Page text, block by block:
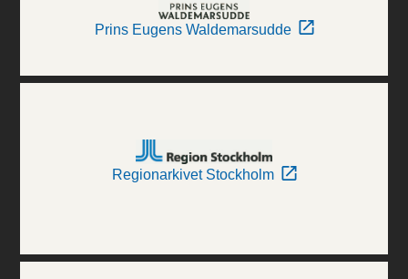
Prins Eugens Waldemarsudde
Regionarkivet Stockholm